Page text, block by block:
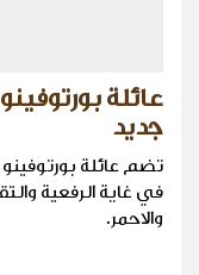
عائلة
جديد
تضم عائلة
في غاية الرفعية
والاحمر.